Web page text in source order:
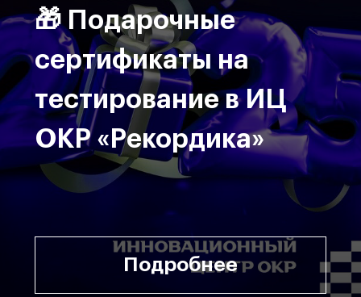
🎁 Подарочные
сертификаты на
тестирование в ИЦ
ОКР «Рекордика»
Подробнее